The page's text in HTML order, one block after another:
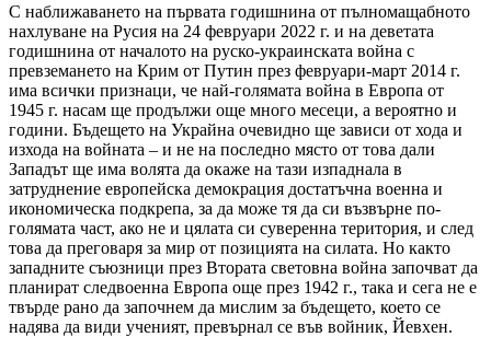
С наближаването на първата годишнина от пълномащабното
нахлуване на Русия на 24 февруари 2022 г. и на деветата
годишнина от началото на руско-украинската война с
превземането на Крим от Путин през февруари-март 2014 г.
има всички признаци, че най-голямата война в Европа от
1945 г. насам ще продължи още много месеци, а вероятно и
години. Бъдещето на Украйна очевидно ще зависи от хода и
изхода на войната – и не на последно място от това дали
Западът ще има волята да окаже на тази изпаднала в
затруднение европейска демокрация достатъчна военна и
икономическа подкрепа, за да може тя да си възвърне по-
голямата част, ако не и цялата си суверенна територия, и след
това да преговаря за мир от позицията на силата. Но както
западните съюзници през Втората световна война започват да
планират следвоенна Европа още през 1942 г., така и сега не е
твърде рано да започнем да мислим за бъдещето, което се
надява да види ученият, превърнал се във войник, Йевхен.